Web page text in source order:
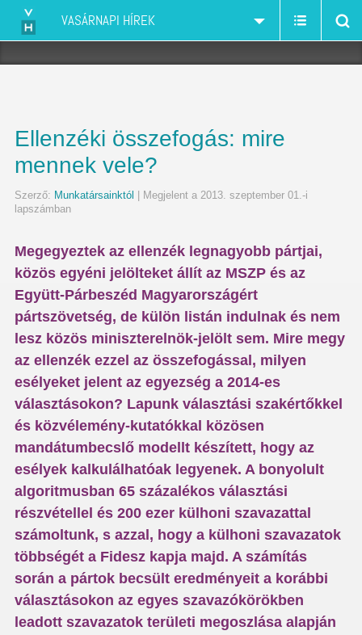
VASÁRNAPI HÍREK
Ellenzéki összefogás: mire
mennek vele?
Szerző: Munkatársainktól
| Megjelent a 2013. szeptember 01.-i
lapszámban
Megegyeztek az ellenzék legnagyobb pártjai,
közös egyéni jelölteket állít az MSZP és az
Együtt-Párbeszéd Magyarországért
pártszövetség, de külön listán indulnak és nem
lesz közös miniszterelnök-jelölt sem. Mire megy
az ellenzék ezzel az összefogással, milyen
esélyeket jelent az egyezség a 2014-es
választásokon? Lapunk választási szakértőkkel
és közvélemény-kutatókkal közösen
mandátumbecslő modellt készített, hogy az
esélyek kalkulálhatóak legyenek. A bonyolult
algoritmusban 65 százalékos választási
részvétellel és 200 ezer külhoni szavazattal
számoltunk, s azzal, hogy a külhoni szavazatok
többségét a Fidesz kapja majd. A számítás
során a pártok becsült eredményeit a korábbi
választásokon az egyes szavazókörökben
leadott szavazatok területi megoszlása alapján